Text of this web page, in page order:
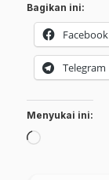
Bagikan ini:
Facebook
Telegram
Menyukai ini:
Memuat...